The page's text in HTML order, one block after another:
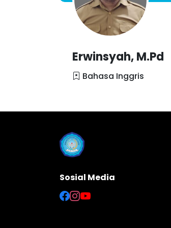
Erwinsyah, M.Pd
Bahasa Inggris
Sosial Media